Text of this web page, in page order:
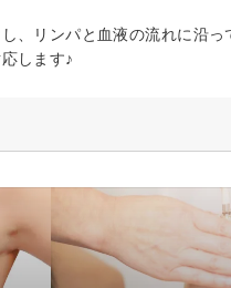
、リンパと血液の流れに沿っ
します♪